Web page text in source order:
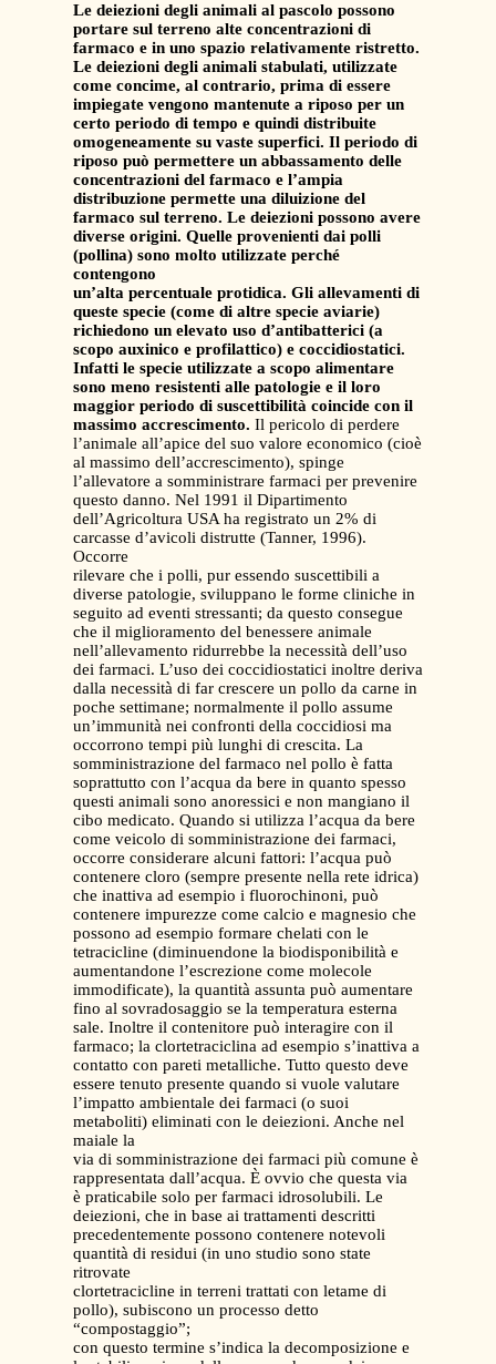
Le deiezioni degli animali al pascolo possono
portare sul terreno alte concentrazioni di
farmaco e in uno spazio relativamente ristretto.
Le deiezioni degli animali stabulati, utilizzate
come concime, al contrario, prima di essere
impiegate vengono mantenute a riposo per un
certo periodo di tempo e quindi distribuite
omogeneamente su vaste superfici. Il periodo di
riposo può permettere un abbassamento delle
concentrazioni del farmaco e l’ampia
distribuzione permette una diluizione del
farmaco sul terreno. Le deiezioni possono avere
diverse origini. Quelle provenienti dai polli
(pollina) sono molto utilizzate perché
contengono
un’alta percentuale protidica. Gli allevamenti di
queste specie (come di altre specie aviarie)
richiedono un elevato uso d’antibatterici (a
scopo auxinico e profilattico) e coccidiostatici.
Infatti le specie utilizzate a scopo alimentare
sono meno resistenti alle patologie e il loro
maggior periodo di suscettibilità coincide con il
massimo accrescimento. Il pericolo di perdere
l’animale all’apice del suo valore economico (cioè
al massimo dell’accrescimento), spinge
l’allevatore a somministrare farmaci per prevenire
questo danno. Nel 1991 il Dipartimento
dell’Agricoltura USA ha registrato un 2% di
carcasse d’avicoli distrutte (Tanner, 1996).
Occorre
rilevare che i polli, pur essendo suscettibili a
diverse patologie, sviluppano le forme cliniche in
seguito ad eventi stressanti; da questo consegue
che il miglioramento del benessere animale
nell’allevamento ridurrebbe la necessità dell’uso
dei farmaci. L’uso dei coccidiostatici inoltre deriva
dalla necessità di far crescere un pollo da carne in
poche settimane; normalmente il pollo assume
un’immunità nei confronti della coccidiosi ma
occorrono tempi più lunghi di crescita. La
somministrazione del farmaco nel pollo è fatta
soprattutto con l’acqua da bere in quanto spesso
questi animali sono anoressici e non mangiano il
cibo medicato. Quando si utilizza l’acqua da bere
come veicolo di somministrazione dei farmaci,
occorre considerare alcuni fattori: l’acqua può
contenere cloro (sempre presente nella rete idrica)
che inattiva ad esempio i fluorochinoni, può
contenere impurezze come calcio e magnesio che
possono ad esempio formare chelati con le
tetracicline (diminuendone la biodisponibilità e
aumentandone l’escrezione come molecole
immodificate), la quantità assunta può aumentare
fino al sovradosaggio se la temperatura esterna
sale. Inoltre il contenitore può interagire con il
farmaco; la clortetraciclina ad esempio s’inattiva a
contatto con pareti metalliche. Tutto questo deve
essere tenuto presente quando si vuole valutare
l’impatto ambientale dei farmaci (o suoi
metaboliti) eliminati con le deiezioni. Anche nel
maiale la
via di somministrazione dei farmaci più comune è
rappresentata dall’acqua. È ovvio che questa via
è praticabile solo per farmaci idrosolubili. Le
deiezioni, che in base ai trattamenti descritti
precedentemente possono contenere notevoli
quantità di residui (in uno studio sono state
ritrovate
clortetracicline in terreni trattati con letame di
pollo), subiscono un processo detto
“compostaggio”;
con questo termine s’indica la decomposizione e